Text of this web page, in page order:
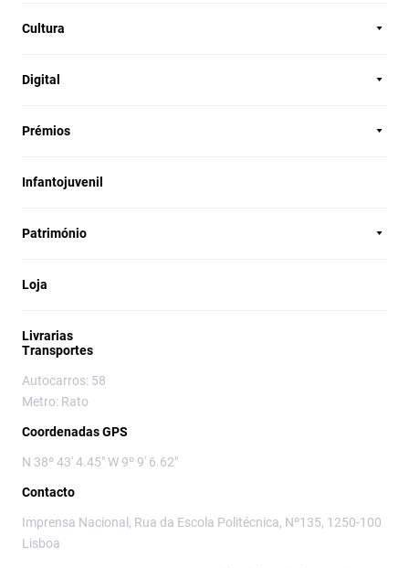
Cultura
Digital
Prémios
Infantojuvenil
Património
Loja
Livrarias
Transportes
Autocarros: 58
Metro: Rato
Coordenadas GPS
N 38º 43' 4.45" W 9º 9' 6.62"
Contacto
Imprensa Nacional, Rua da Escola Politécnica, Nº135, 1250-100
Lisboa